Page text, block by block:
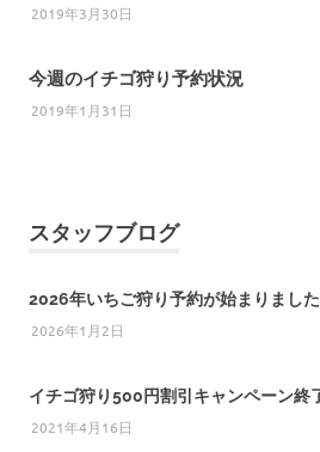
2019年3月30日
今週のイチゴ狩り予約状況
2019年1月31日
スタッフブログ
2026年いちご狩り予約が始まりました
2026年1月2日
イチゴ狩り500円割引キャンペーン終
2021年4月16日